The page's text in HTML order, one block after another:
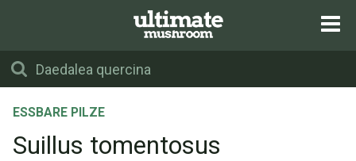
ESSBARE PILZE
Suillus tomentosus